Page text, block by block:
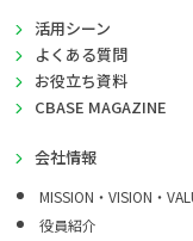
活用シーン
よくある質問
お役立ち資料
CBASE MAGAZINE
会社情報
MISSION・VISION・
役員紹介